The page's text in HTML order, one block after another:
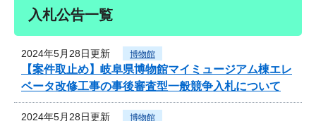
入札公告一覧
2024年5月28日更新 博物館
【案件取止め】岐阜県博物館マイミュージアム棟エレ
ベータ改修工事の事後審査型一般競争入札について
2024年5月28日更新 博物館